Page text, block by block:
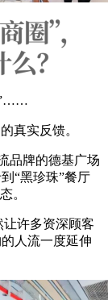
”……
真实反馈。
品牌的德基广场
“黑珍珠”餐厅
。
让许多资深顾客
人流一度延伸